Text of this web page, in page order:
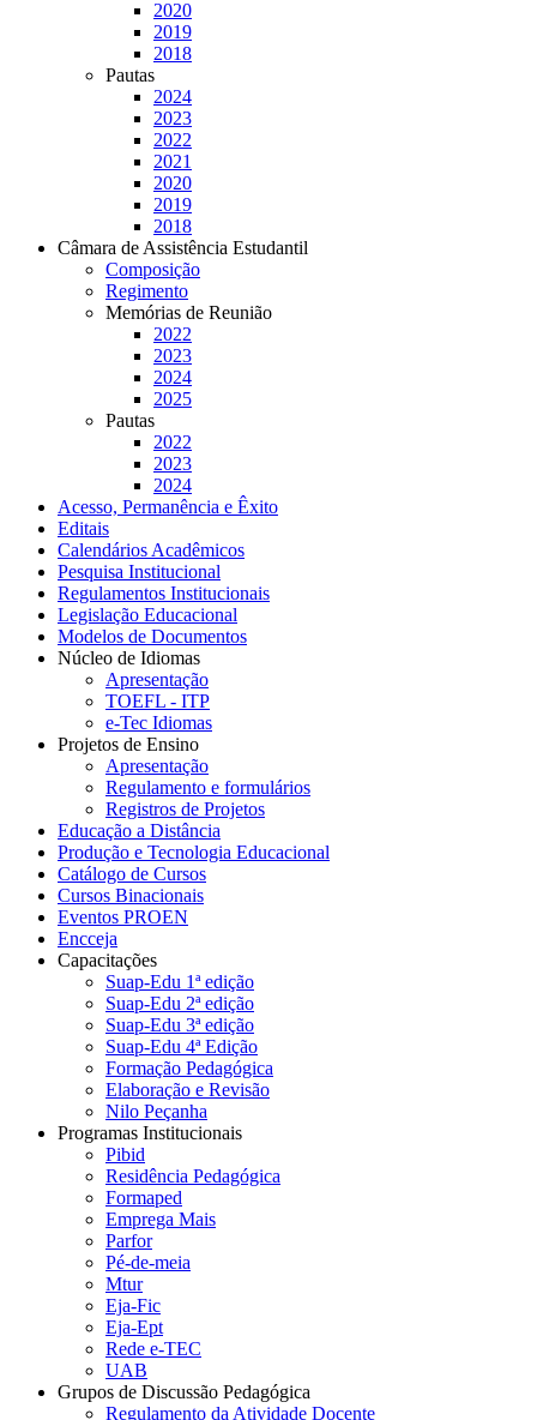
2020
2019
2018
Pautas
2024
2023
2022
2021
2020
2019
2018
Câmara de Assistência Estudantil
Composição
Regimento
Memórias de Reunião
2022
2023
2024
2025
Pautas
2022
2023
2024
Acesso, Permanência e Êxito
Editais
Calendários Acadêmicos
Pesquisa Institucional
Regulamentos Institucionais
Legislação Educacional
Modelos de Documentos
Núcleo de Idiomas
Apresentação
TOEFL - ITP
e-Tec Idiomas
Projetos de Ensino
Apresentação
Regulamento e formulários
Registros de Projetos
Educação a Distância
Produção e Tecnologia Educacional
Catálogo de Cursos
Cursos Binacionais
Eventos PROEN
Encceja
Capacitações
Suap-Edu 1ª edição
Suap-Edu 2ª edição
Suap-Edu 3ª edição
Suap-Edu 4ª Edição
Formação Pedagógica
Elaboração e Revisão
Nilo Peçanha
Programas Institucionais
Pibid
Residência Pedagógica
Formaped
Emprega Mais
Parfor
Pé-de-meia
Mtur
Eja-Fic
Eja-Ept
Rede e-TEC
UAB
Grupos de Discussão Pedagógica
Regulamento da Atividade Docente